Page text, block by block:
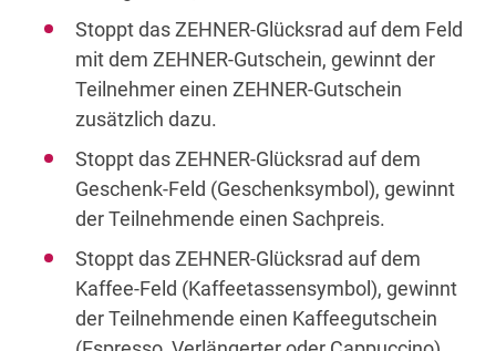
Stoppt das ZEHNER-Glücksrad auf dem Feld
mit dem ZEHNER-Gutschein, gewinnt der
Teilnehmer einen ZEHNER-Gutschein
zusätzlich dazu.
Stoppt das ZEHNER-Glücksrad auf dem
Geschenk-Feld (Geschenksymbol), gewinnt
der Teilnehmende einen Sachpreis.
Stoppt das ZEHNER-Glücksrad auf dem
Kaffee-Feld (Kaffeetassensymbol), gewinnt
der Teilnehmende einen Kaffeegutschein